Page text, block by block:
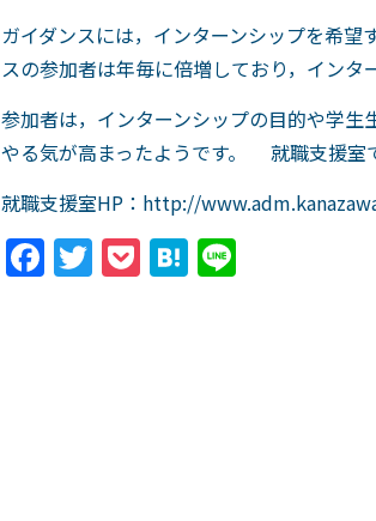
ガイダンスには，インターンシップを希
スの参加者は年毎に倍増しており，インタ
参加者は，インターンシップの目的や学
やる気が高まったようです。 就職支援室
就職支援室HP：http://
Facebook
Twitter
PocketHatena